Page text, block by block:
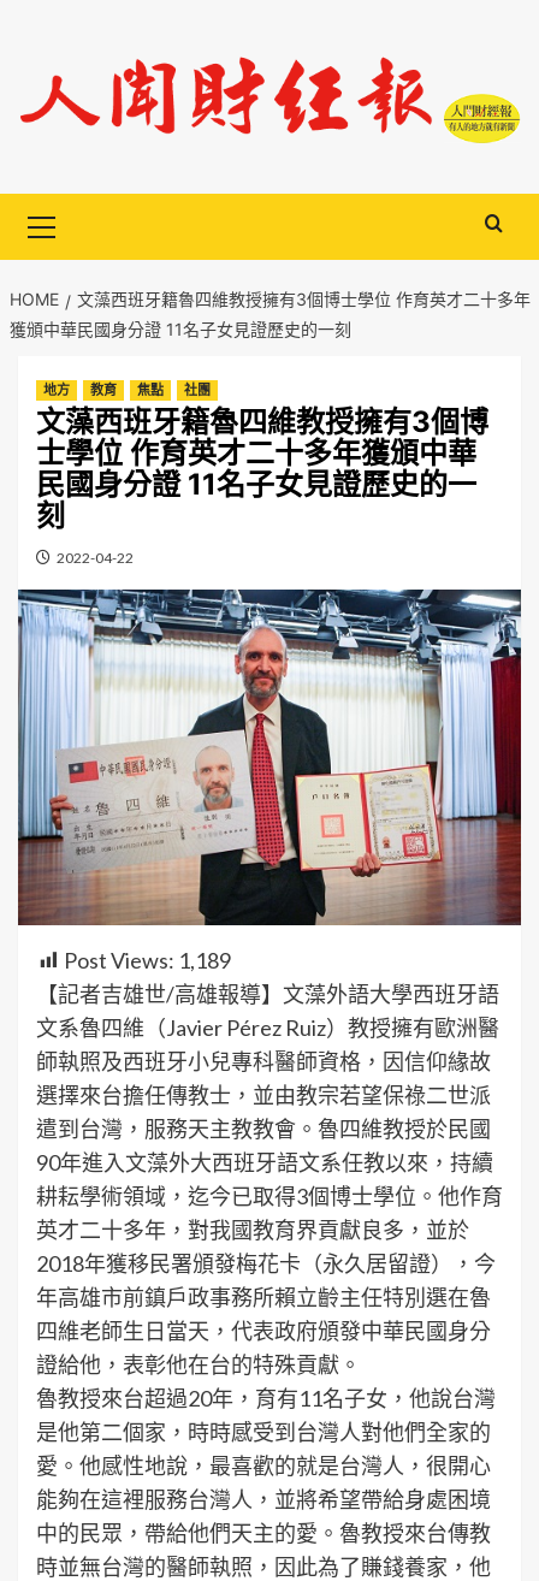
content
Menu
HOME
文藻西班牙籍魯四維教授擁有3個博士學位 作育英才二十多年
獲頒中華民國身分證 11名子女見證歷史的一刻
地方 教育 焦點 社團
文藻西班牙籍魯四維教授擁有3個博
士學位 作育英才二十多年獲頒中華
民國身分證 11名子女見證歷史的一
刻
2022-04-22
Post Views: 1,189
【記者吉雄世/高雄報導】文藻外語大學西班牙語
文系魯四維（Javier Pérez Ruiz）教授擁有歐洲醫
師執照及西班牙小兒專科醫師資格，因信仰緣故
選擇來台擔任傳教士，並由教宗若望保祿二世派
遣到台灣，服務天主教教會。魯四維教授於民國
90年進入文藻外大西班牙語文系任教以來，持續
耕耘學術領域，迄今已取得3個博士學位。他作育
英才二十多年，對我國教育界貢獻良多，並於
2018年獲移民署頒發梅花卡（永久居留證），今
年高雄市前鎮戶政事務所賴立齡主任特別選在魯
四維老師生日當天，代表政府頒發中華民國身分
證給他，表彰他在台的特殊貢獻。
魯教授來台超過20年，育有11名子女，他說台灣
是他第二個家，時時感受到台灣人對他們全家的
愛。他感性地說，最喜歡的就是台灣人，很開心
能夠在這裡服務台灣人，並將希望帶給身處困境
中的民眾，帶給他們天主的愛。魯教授來台傳教
時並無台灣的醫師執照，因此為了賺錢養家，他